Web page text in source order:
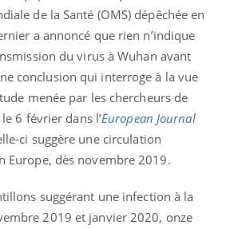
de la Santé (OMS) dépêchée en
a annoncé que rien n’indique
du virus à Wuhan avant
conclusion qui interroge à la vue
menée par les chercheurs de
6 février dans l’European Journal
ci suggère une circulation
Europe, dès novembre 2019.
suggérant une infection à la
2019 et janvier 2020, onze